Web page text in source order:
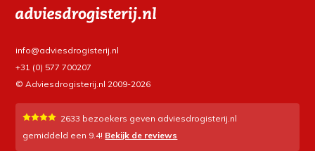
info@adviesdrogisterij.nl
+31 (0) 577 700207
© Adviesdrogisterij.nl 2009-2026
2633 bezoekers geven adviesdrogisterij.nl
gemiddeld een 9.4! Bekijk de reviews